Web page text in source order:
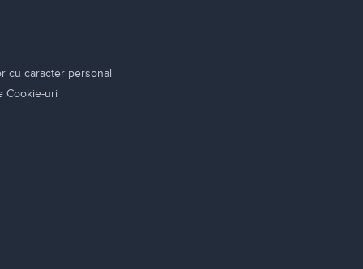
cu caracter personal
Cookie-uri